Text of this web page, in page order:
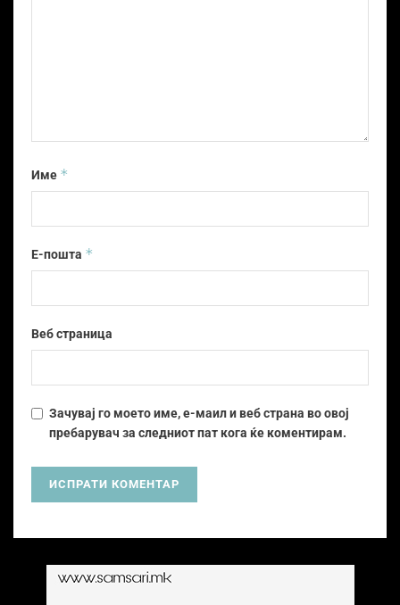
Име *
Е-пошта *
Веб страница
Зачувај го моето име, е-маил и веб страна во овој
пребарувач за следниот пат кога ќе коментирам.